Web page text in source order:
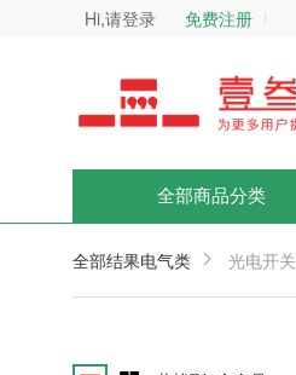
Hi,请登录 免费注册
全部商品分类
全部结果电气类 光电开关